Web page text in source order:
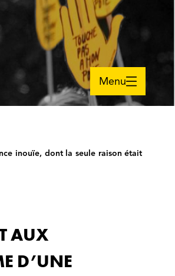
Menu
inouïe, dont la seule raison était
AUX
D’UNE